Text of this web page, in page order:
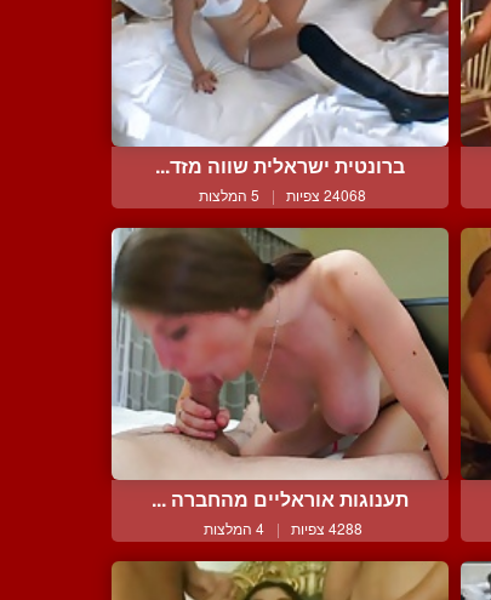
ברונטית ישראלית שווה מזד...
24068 צפיות | 5 המלצות
תענוגות אוראליים מהחברה ...
4288 צפיות | 4 המלצות